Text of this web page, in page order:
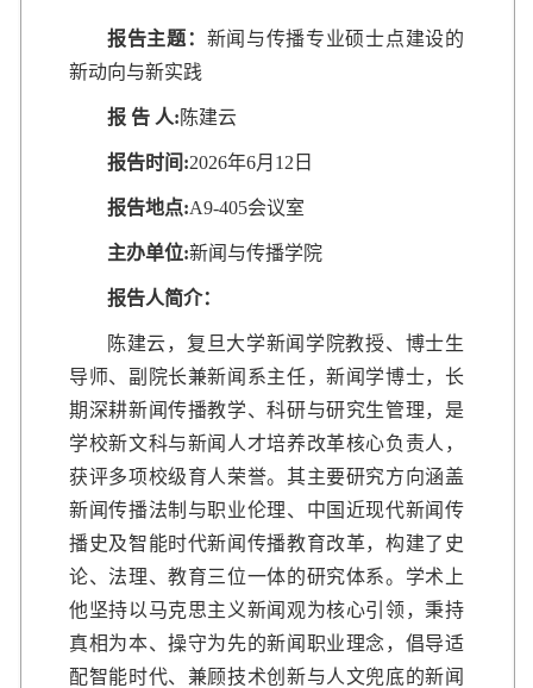
报告主题： 新闻与传播专业硕士点建设的
新动向与新实践
报 告 人: 陈建云
报告时间:2026年6月12日
报告地点:A9-405会议室
主办单位:新闻与传播学院
报告人简介：
陈建云，复旦大学新闻学院教授、博士生
导师、副院长兼新闻系主任，新闻学博士，长
期深耕新闻传播教学、科研与研究生管理，是
学校新文科与新闻人才培养改革核心负责人，
获评多项校级育人荣誉。其主要研究方向涵盖
新闻传播法制与职业伦理、中国近现代新闻传
播史及智能时代新闻传播教育改革，构建了史
论、法理、教育三位一体的研究体系。学术上
他坚持以马克思主义新闻观为核心引领，秉持
真相为本、操守为先的新闻职业理念，倡导适
配智能时代、兼顾技术创新与人文兜底的新闻